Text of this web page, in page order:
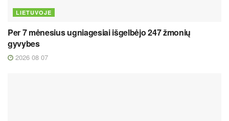
LIETUVOJE
Per 7 mėnesius ugniagesiai išgelbėjo 247 žmonių
gyvybes
2026 08 07